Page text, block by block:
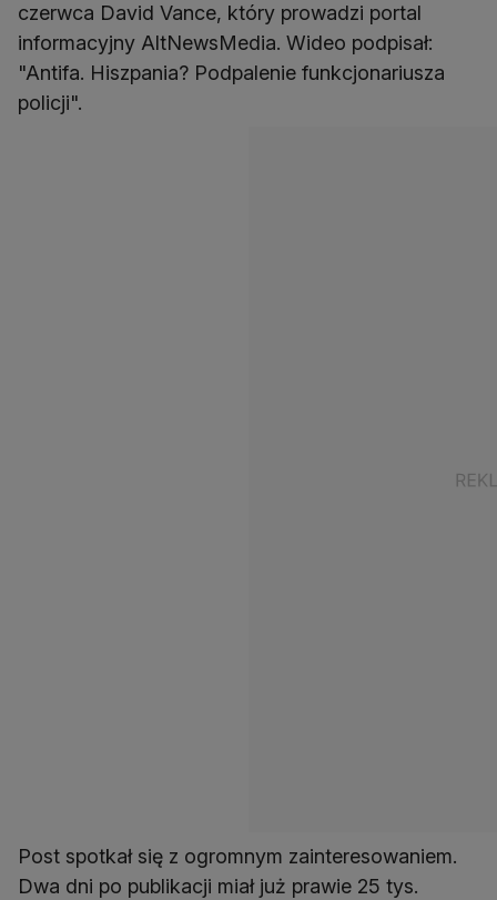
czerwca David Vance, który prowadzi portal
informacyjny AltNewsMedia. Wideo podpisał:
"Antifa. Hiszpania? Podpalenie funkcjonariusza
policji".
Post spotkał się z ogromnym zainteresowaniem.
Dwa dni po publikacji miał już prawie 25 tys.